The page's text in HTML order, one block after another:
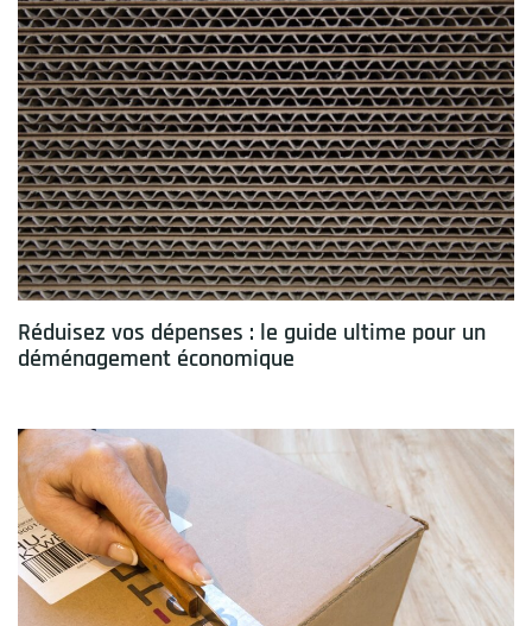
Réduisez vos dépenses : le guide ultime pour un
déménagement économique